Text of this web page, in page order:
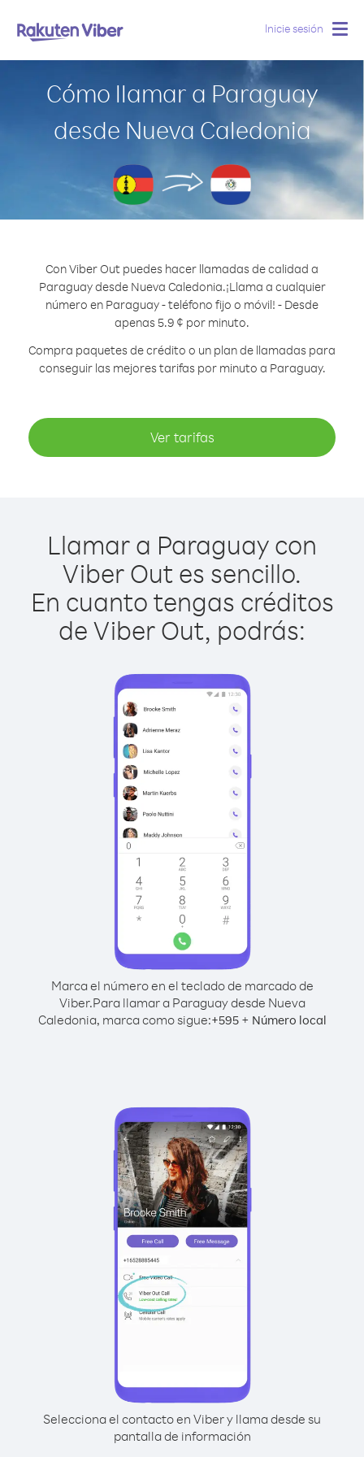
Inicie sesión
Cómo llamar a Paraguay
desde Nueva Caledonia
Con Viber Out puedes hacer llamadas de calidad a
Paraguay desde Nueva Caledonia.¡Llama a cualquier
número en Paraguay - teléfono fijo o móvil! - Desde
apenas 5.9 ¢ por minuto.
Compra paquetes de crédito o un plan de llamadas para
conseguir las mejores tarifas por minuto a Paraguay.
Ver tarifas
Llamar a Paraguay con
Viber Out es sencillo.
En cuanto tengas créditos
de Viber Out, podrás:
Marca el número en el teclado de marcado de
Viber.Para llamar a Paraguay desde Nueva
Caledonia, marca como sigue:+595+ Número local
Selecciona el contacto en Viber y llama desde su
pantalla de información